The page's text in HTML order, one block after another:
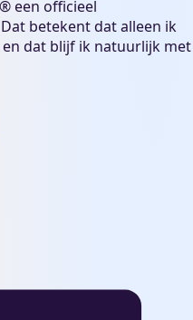
een officieel
betekent dat alleen ik
dat blijf ik natuurlijk met